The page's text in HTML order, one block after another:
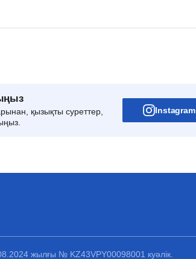
қызықты суреттер,
Instagram
жылғы № KZ43VPY00098001 куәлік.